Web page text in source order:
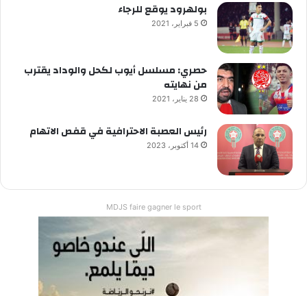
بولهرود يوقع للرجاء
5 فبراير، 2021
حصري: مسلسل أيوب لكحل والوداد يقترب
من نهايته
28 يناير، 2021
رئيس العصبة الاحترافية في قفص الاتهام
14 أكتوبر، 2023
MDJS faire gagner le sport